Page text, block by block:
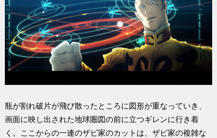
瓶が割れ破片が飛び散ったところに図形が重なっていき、
画面に映し出された地球圏図の前に立つギレンに行き着
く。ここからの一連のザビ家のカットは、ザビ家の複雑な